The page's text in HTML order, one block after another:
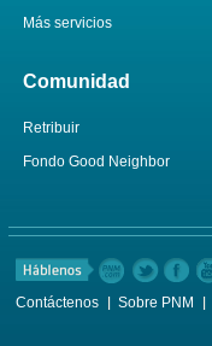
Más servicios
Comunidad
Retribuir
Fondo Good Neighbor
Contáctenos Sobre PNM